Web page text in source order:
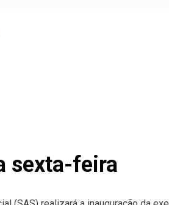
sexta-feira